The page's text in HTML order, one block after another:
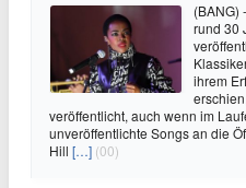
(BANG)
rund 30
ihrem
veröffentlicht, auch wenn im
unveröffentlichte Songs an die
Hill […] (00)